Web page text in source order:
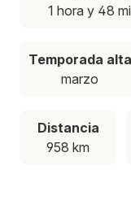
1 hora y 48
Temporada alta
marzo
Distancia
958 km